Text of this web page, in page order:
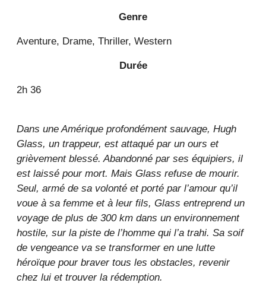
Genre
Aventure, Drame, Thriller, Western
Durée
2h 36
Dans une Amérique profondément sauvage, Hugh
Glass, un trappeur, est attaqué par un ours et
grièvement blessé. Abandonné par ses équipiers, il
est laissé pour mort. Mais Glass refuse de mourir.
Seul, armé de sa volonté et porté par l’amour qu’il
voue à sa femme et à leur fils, Glass entreprend un
voyage de plus de 300 km dans un environnement
hostile, sur la piste de l’homme qui l’a trahi. Sa soif
de vengeance va se transformer en une lutte
héroïque pour braver tous les obstacles, revenir
chez lui et trouver la rédemption.